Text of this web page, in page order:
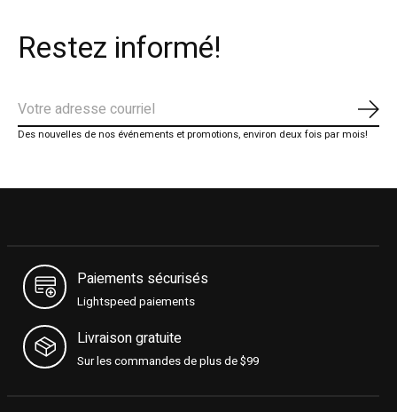
Restez informé!
Des nouvelles de nos événements et promotions, environ deux fois par mois!
Paiements sécurisés
Lightspeed paiements
Livraison gratuite
Sur les commandes de plus de $99